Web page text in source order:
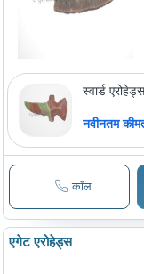
स्वार्ड
नवीनतम
कॉल
एगेट एरोहेड्स